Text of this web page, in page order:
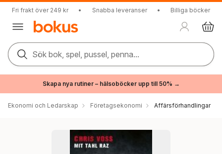
Fri frakt över 249 kr • Snabba leveranser • Billiga böcker
Sök bok, spel, pussel, penna...
Skapa nya rutiner – hälsoböcker upp till 50% →
Ekonomi och Ledarskap Företagsekonomi Affärsförhandlingar